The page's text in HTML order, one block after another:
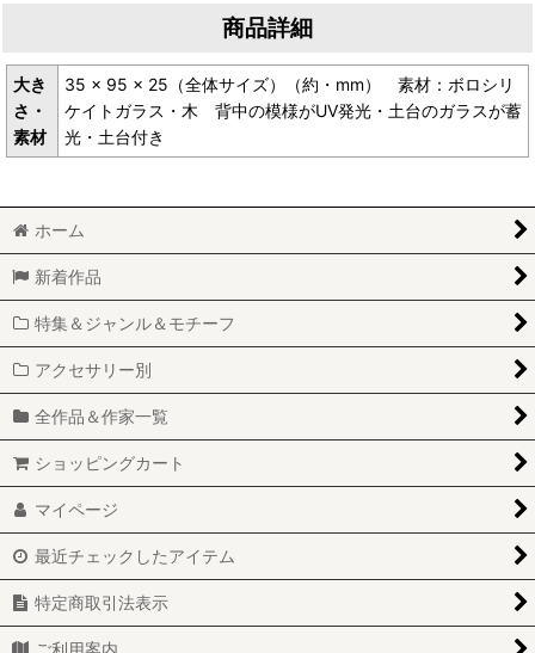
商品詳細
大き
さ・
素材
35 × 95 × 25（全体サイズ）（約・mm） 素材：ボロシリ
ケイトガラス・木 背中の模様がUV発光・土台のガラスが蓄
光・土台付き
ホーム
新着作品
特集＆ジャンル＆モチーフ
アクセサリー別
全作品＆作家一覧
ショッピングカート
マイページ
最近チェックしたアイテム
特定商取引法表示
ご利用案内